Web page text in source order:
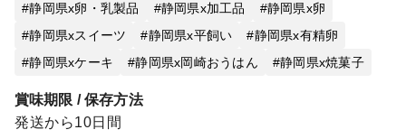
静岡県x卵・乳製品
静岡県x加工品
静岡県x卵
静岡県xスイーツ
静岡県x平飼い
静岡県x有精卵
静岡県xケーキ
静岡県x岡崎おうはん 静岡県x焼菓子
賞味期限 / 保存方法
発送から10日間